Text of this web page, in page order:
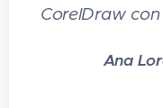
CorelDraw
Ana